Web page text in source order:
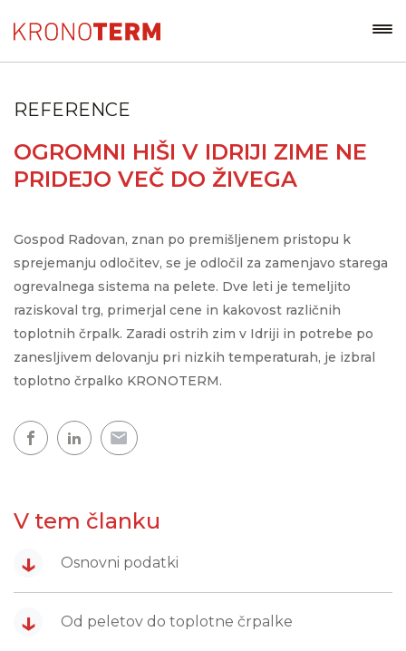
REFERENCE
OGROMNI HIŠI V IDRIJI ZIME NE
PRIDEJO VEČ DO ŽIVEGA
Gospod Radovan, znan po premišljenem pristopu k
sprejemanju odločitev, se je odločil za zamenjavo starega
ogrevalnega sistema na pelete. Dve leti je temeljito
raziskoval trg, primerjal cene in kakovost različnih
toplotnih črpalk. Zaradi ostrih zim v Idriji in potrebe po
zanesljivem delovanju pri nizkih temperaturah, je izbral
toplotno črpalko KRONOTERM.
V tem članku
↓ Osnovni podatki
↓ Od peletov do toplotne črpalke